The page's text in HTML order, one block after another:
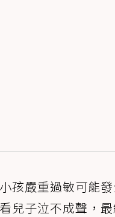
孩嚴重過敏可能
兒子泣不成聲，